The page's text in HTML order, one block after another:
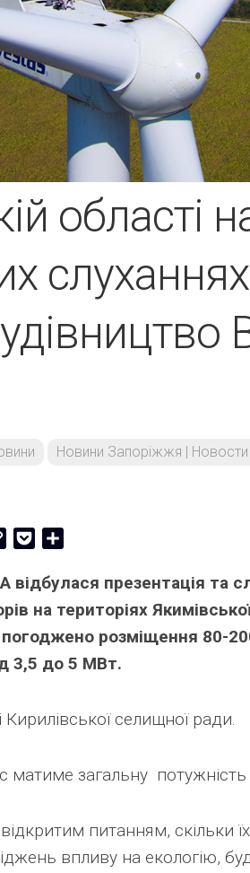
області
слуханнях
Новини Запоріжжя |
Copy
Pocket
відбулася презентація та
на територіях
розміщення 80-
3,5 до 5 МВт.
селищної ради.
матиме загальну
питанням, скільки
впливу на екологію,